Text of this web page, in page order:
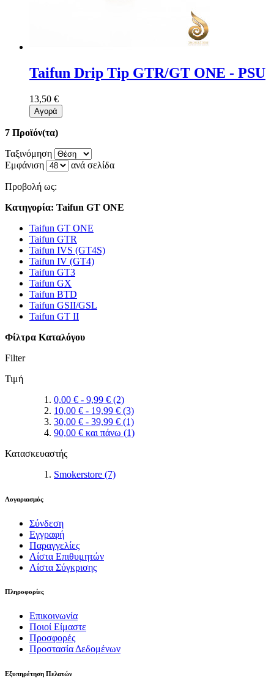
Taifun Drip Tip GTR/GT ONE - PSU
13,50 €
Αγορά
7 Προϊόν(τα)
Ταξινόμηση
Εμφάνιση
ανά σελίδα
Προβολή ως:
Κατηγορία: Taifun GT ONE
Taifun GT ONE
Taifun GTR
Taifun IVS (GT4S)
Taifun IV (GT4)
Taifun GT3
Taifun GX
Taifun BTD
Taifun GSII/GSL
Taifun GT II
Φίλτρα Καταλόγου
Filter
Τιμή
0,00 € - 9,99 € (2)
10,00 € - 19,99 € (3)
30,00 € - 39,99 € (1)
90,00 € και πάνω (1)
Κατασκευαστής
Smokerstore (7)
Λογαριασμός
Σύνδεση
Εγγραφή
Παραγγελίες
Λίστα Επιθυμητών
Λίστα Σύγκρισης
Πληροφορίες
Επικοινωνία
Ποιοί Είμαστε
Προσφορές
Προστασία Δεδομένων
Εξυπηρέτηση Πελατών